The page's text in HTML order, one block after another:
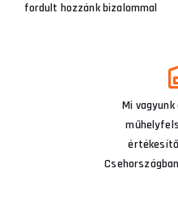
fordult hozzánk bizalommal
Mi